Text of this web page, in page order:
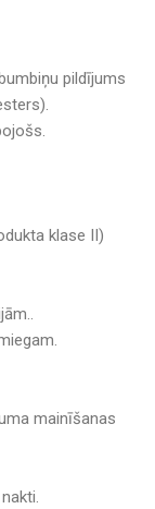
pildījums
klase II)
mainīšanas